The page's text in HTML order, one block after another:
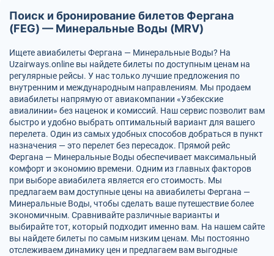
Поиск и бронирование билетов Фергана
(FEG) — Минеральные Воды (MRV)
Ищете авиабилеты Фергана — Минеральные Воды? На
Uzairways.online вы найдете билеты по доступным ценам на
регулярные рейсы. У нас только лучшие предложения по
внутренним и международным направлениям. Мы продаем
авиабилеты напрямую от авиакомпании «Узбекские
авиалинии» без наценок и комиссий. Наш сервис позволит вам
быстро и удобно выбрать оптимальный вариант для вашего
перелета. Один из самых удобных способов добраться в пункт
назначения — это перелет без пересадок. Прямой рейс
Фергана — Минеральные Воды обеспечивает максимальный
комфорт и экономию времени. Одним из главных факторов
при выборе авиабилета является его стоимость. Мы
предлагаем вам доступные цены на авиабилеты Фергана —
Минеральные Воды, чтобы сделать ваше путешествие более
экономичным. Сравнивайте различные варианты и
выбирайте тот, который подходит именно вам. На нашем сайте
вы найдете билеты по самым низким ценам. Мы постоянно
отслеживаем динамику цен и предлагаем вам выгодные